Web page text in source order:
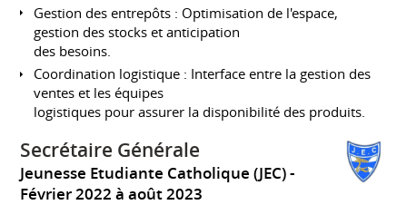
Gestion des entrepôts : Optimisation de l'espace,
gestion des stocks et anticipation
des besoins.
Coordination logistique : Interface entre la gestion des
ventes et les équipes
logistiques pour assurer la disponibilité des produits.
Secrétaire Générale
Jeunesse Etudiante Catholique (JEC)
Février 2022 à août 2023